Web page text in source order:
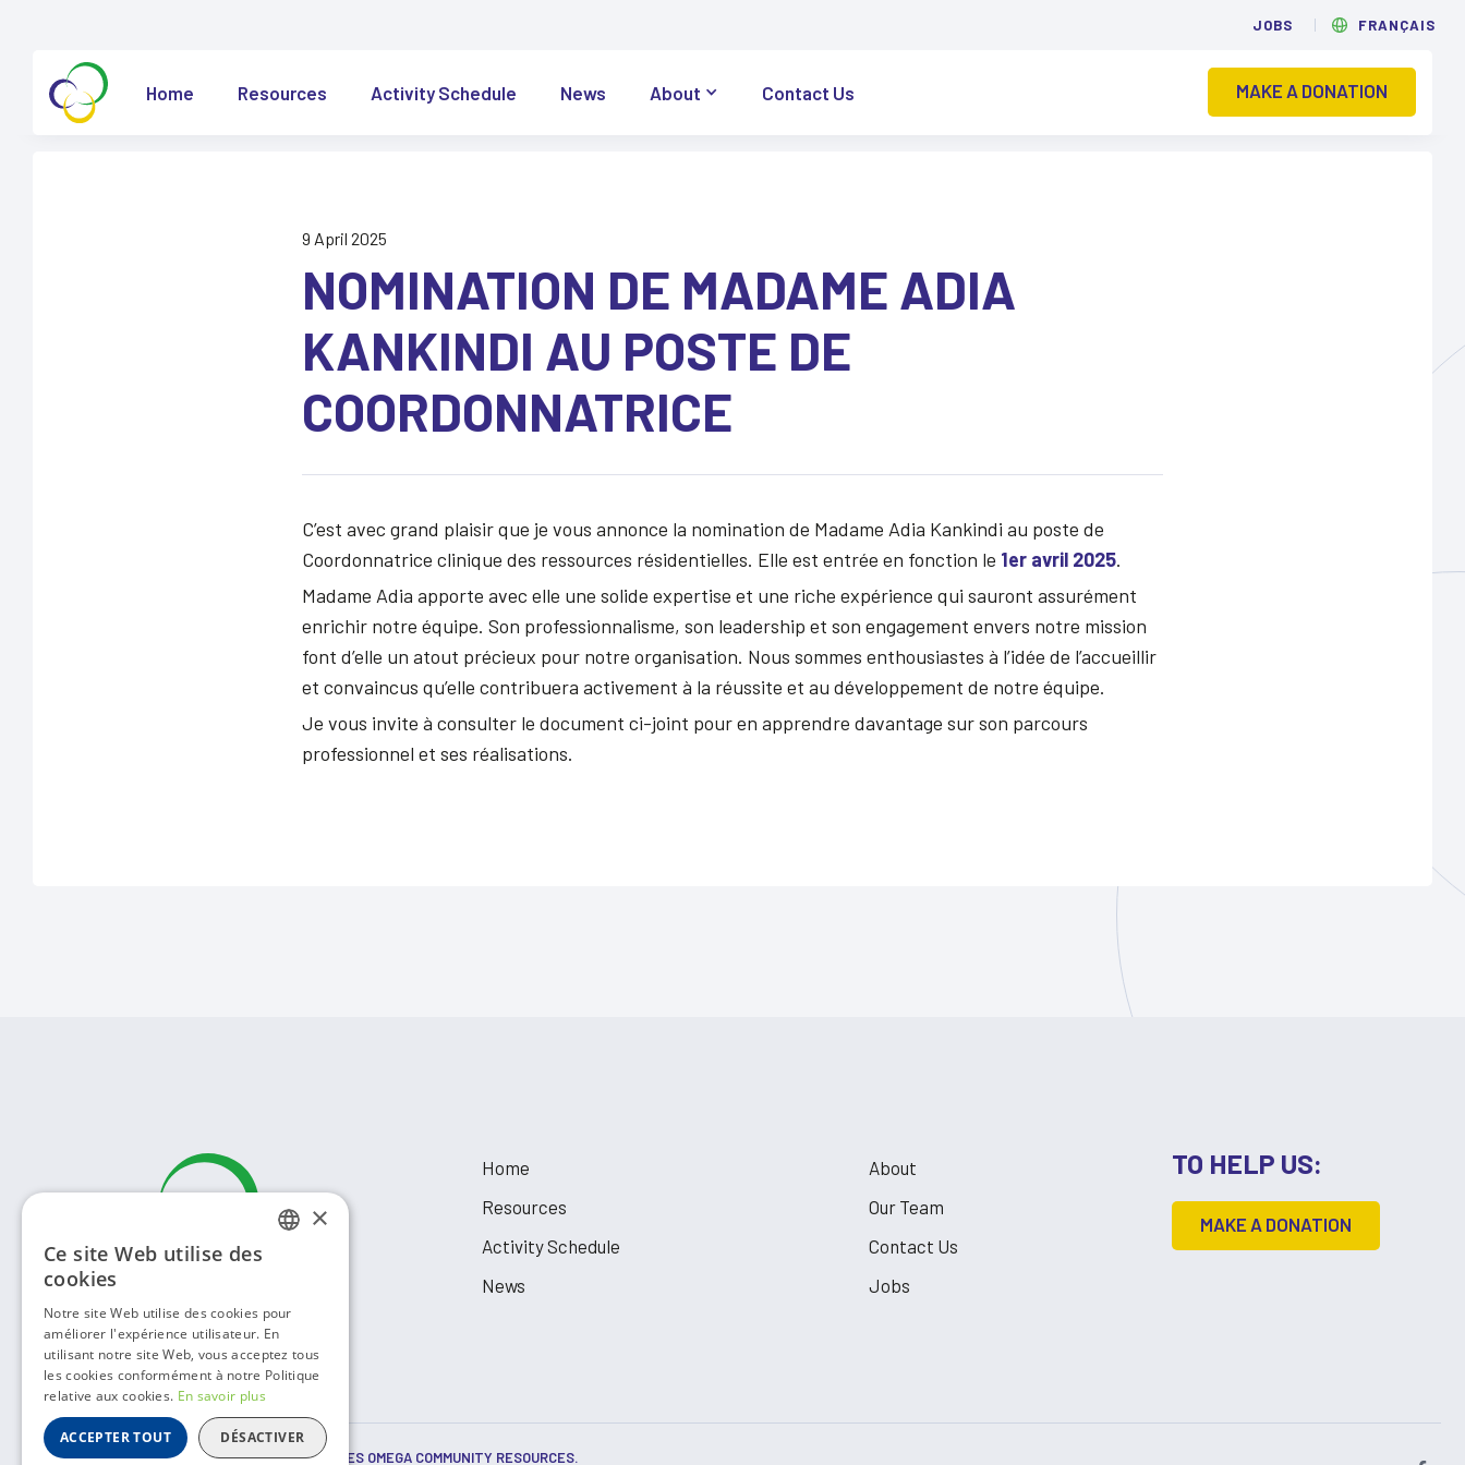
JOBS FRANÇAIS
Home Resources Activity Schedule News About Contact Us MAKE A DONATION
9 April 2025
NOMINATION DE MADAME ADIA
KANKINDI AU POSTE DE
COORDONNATRICE
C’est avec grand plaisir que je vous annonce la nomination de Madame Adia Kankindi au poste de
Coordonnatrice clinique des ressources résidentielles. Elle est entrée en fonction le 1er avril 2025.
Madame Adia apporte avec elle une solide expertise et une riche expérience qui sauront assurément
enrichir notre équipe. Son professionnalisme, son leadership et son engagement envers notre mission
font d’elle un atout précieux pour notre organisation. Nous sommes enthousiastes à l’idée de l’accueillir
et convaincus qu’elle contribuera activement à la réussite et au développement de notre équipe.
Je vous invite à consulter le document ci-joint pour en apprendre davantage sur son parcours
professionnel et ses réalisations.
Home
Resources
Activity Schedule
News
About
Our Team
Contact Us
Jobs
TO HELP US:
MAKE A DONATION
© COPYRIGHT2026 RESSOURCES COMMUNAUTAIRES OMEGA COMMUNITY RESOURCES.
ENGLISH
×
Ce site Web utilise des
cookies
Notre site Web utilise des cookies pour
améliorer l'expérience utilisateur. En
utilisant notre site Web, vous acceptez tous
les cookies conformément à notre Politique
relative aux cookies. En savoir plus
ACCEPTER TOUT DÉSACTIVER